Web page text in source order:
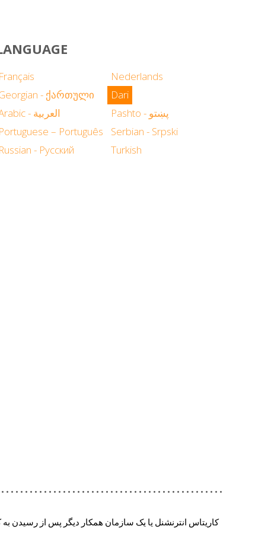
Français
Nederlands
- ქართული
Dari
Arabic - العربية
Pashto - پښتو
Portuguese – Português
Serbian - Srpski
Russian - Русский Turkish